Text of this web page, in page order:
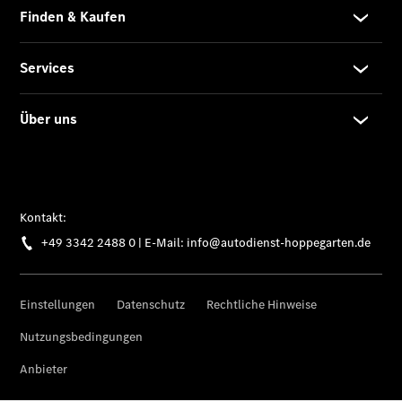
Übersicht
Ansprechpartner
Unternehmens
News
Elektromobilität